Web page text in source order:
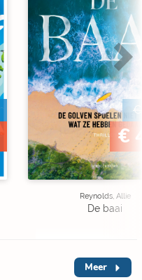
€
€
Reynolds, Allie
De baai
Meer